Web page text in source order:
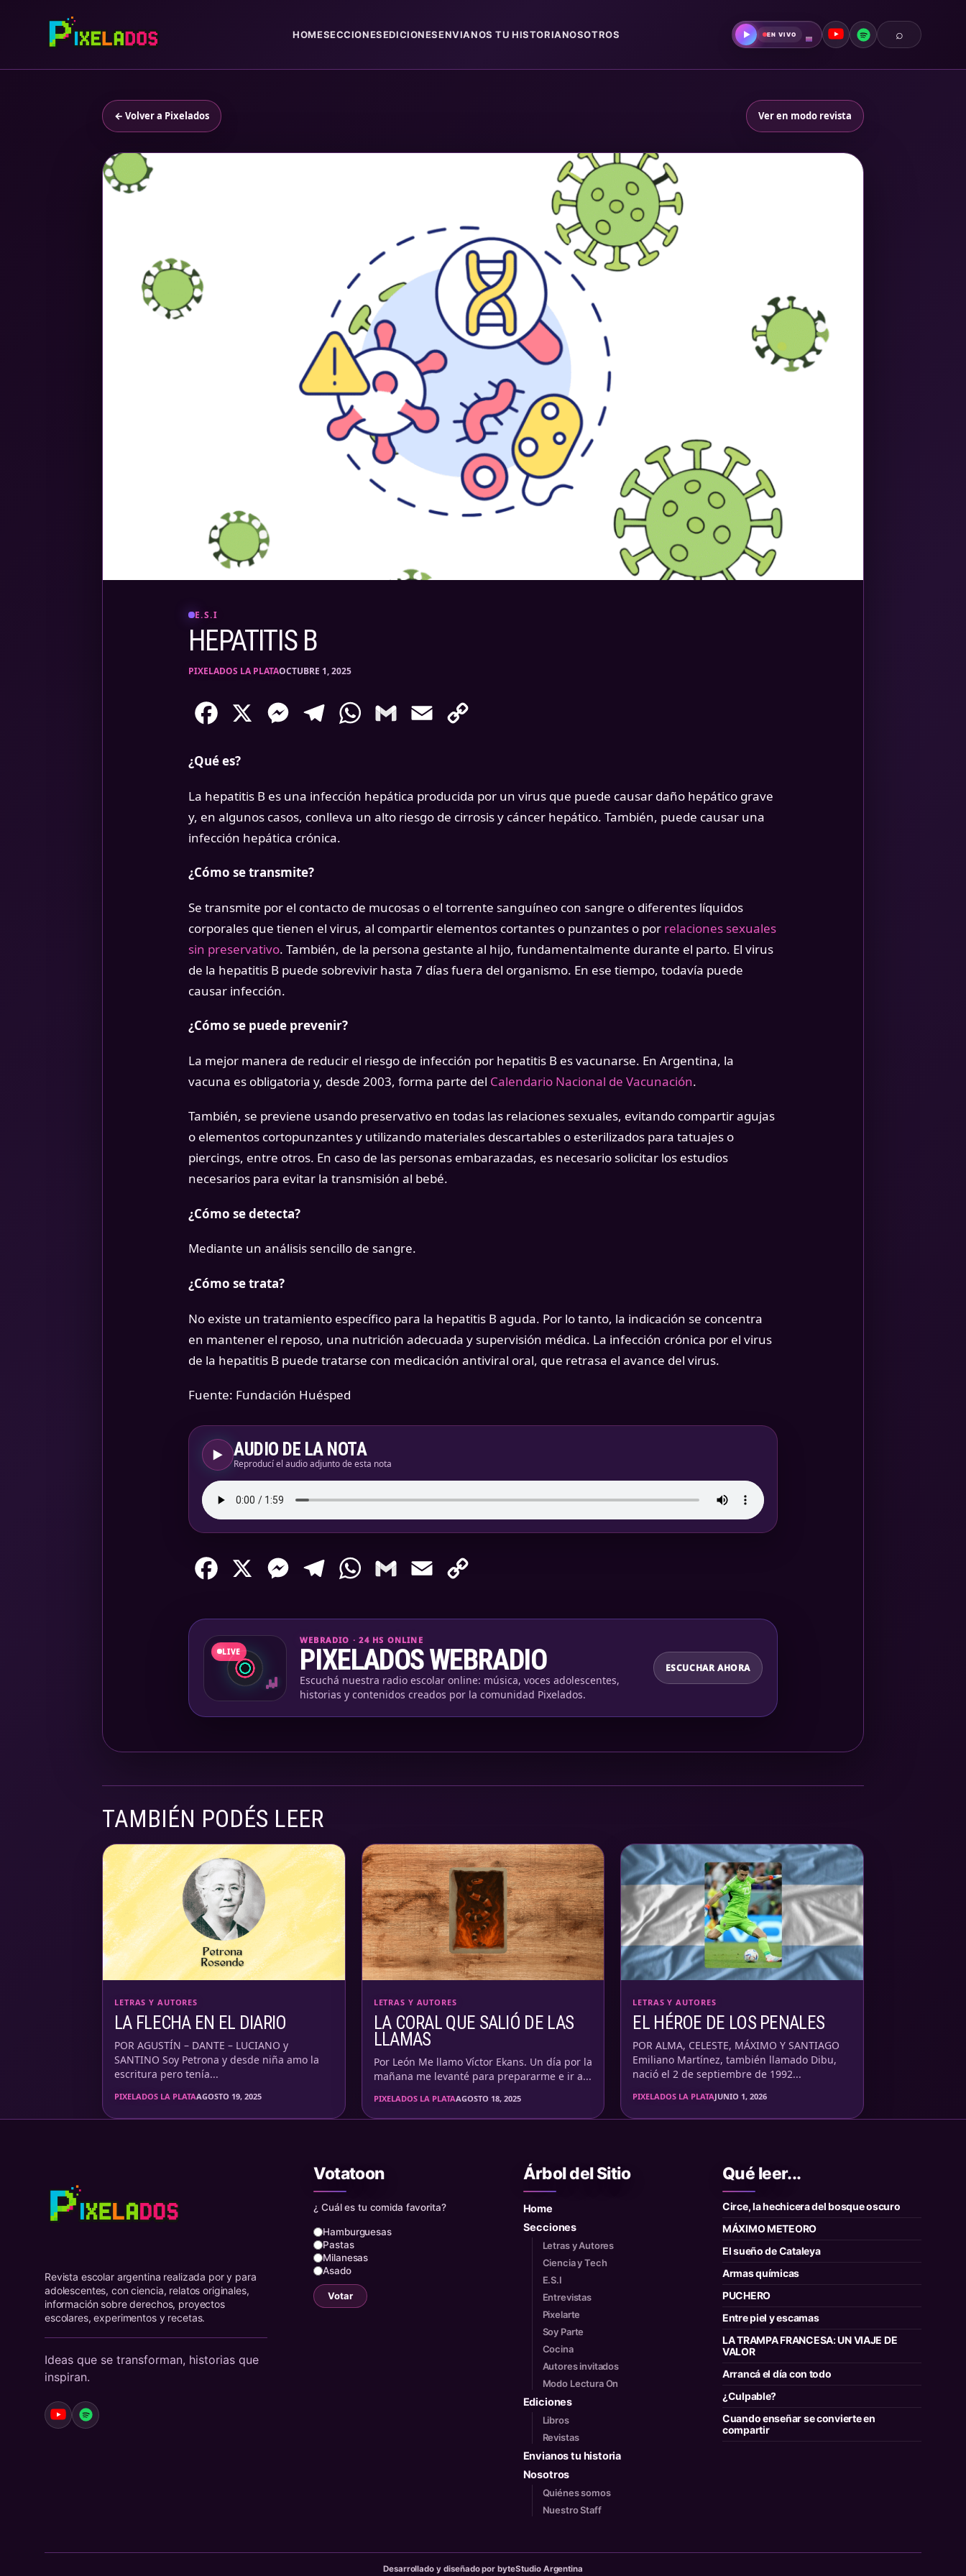
HOMESECCIONESEDICIONESENVIANOS TU HISTORIANOSOTROS ▶ EN VIVO ⌕
← Volver a Pixelados Ver en modo revista
E.S.I
HEPATITIS B
PIXELADOS LA PLATAOCTUBRE 1, 2025
Facebook MessengerTelegramWhatsAppGmail Email
¿Qué es?
La hepatitis B es una infección hepática producida por un virus que puede causar daño hepático grave
y, en algunos casos, conlleva un alto riesgo de cirrosis y cáncer hepático. También, puede causar una
infección hepática crónica.
¿Cómo se transmite?
Se transmite por el contacto de mucosas o el torrente sanguíneo con sangre o diferentes líquidos
corporales que tienen el virus, al compartir elementos cortantes o punzantes o por relaciones sexuales
sin preservativo. También, de la persona gestante al hijo, fundamentalmente durante el parto. El virus
de la hepatitis B puede sobrevivir hasta 7 días fuera del organismo. En ese tiempo, todavía puede
causar infección.
¿Cómo se puede prevenir?
La mejor manera de reducir el riesgo de infección por hepatitis B es vacunarse. En Argentina, la
vacuna es obligatoria y, desde 2003, forma parte del Calendario Nacional de Vacunación.
También, se previene usando preservativo en todas las relaciones sexuales, evitando compartir agujas
o elementos cortopunzantes y utilizando materiales descartables o esterilizados para tatuajes o
piercings, entre otros. En caso de las personas embarazadas, es necesario solicitar los estudios
necesarios para evitar la transmisión al bebé.
¿Cómo se detecta?
Mediante un análisis sencillo de sangre.
¿Cómo se trata?
No existe un tratamiento específico para la hepatitis B aguda. Por lo tanto, la indicación se concentra
en mantener el reposo, una nutrición adecuada y supervisión médica. La infección crónica por el virus
de la hepatitis B puede tratarse con medicación antiviral oral, que retrasa el avance del virus.
Fuente: Fundación Huésped
▶ AUDIO DE LA NOTA
Reproducí el audio adjunto de esta nota
Facebook MessengerTelegramWhatsAppGmail Email
LIVE
WEBRADIO · 24 HS ONLINE
PIXELADOS WEBRADIO
Escuchá nuestra radio escolar online: música, voces adolescentes,
historias y contenidos creados por la comunidad Pixelados.
ESCUCHAR AHORA
TAMBIÉN PODÉS LEER
LETRAS Y AUTORES
LA FLECHA EN EL DIARIO
POR AGUSTÍN – DANTE – LUCIANO y
SANTINO Soy Petrona y desde niña amo la
escritura pero tenía...
PIXELADOS LA PLATAAGOSTO 19, 2025
LETRAS Y AUTORES
LA CORAL QUE SALIÓ DE LAS
LLAMAS
Por León Me llamo Víctor Ekans. Un día por la
mañana me levanté para prepararme e ir a...
PIXELADOS LA PLATAAGOSTO 18, 2025
LETRAS Y AUTORES
EL HÉROE DE LOS PENALES
POR ALMA, CELESTE, MÁXIMO Y SANTIAGO
Emiliano Martínez, también llamado Dibu,
nació el 2 de septiembre de 1992...
PIXELADOS LA PLATAJUNIO 1, 2026
Revista escolar argentina realizada por y para
adolescentes, con ciencia, relatos originales,
información sobre derechos, proyectos
escolares, experimentos y recetas.
Ideas que se transforman, historias que
inspiran.
Votatoon
¿ Cuál es tu comida favorita?
Hamburguesas
Pastas
Milanesas
Asado
Votar
Árbol del Sitio
Home
Secciones
Letras y Autores
Ciencia y Tech
E.S.I
Entrevistas
Pixelarte
Soy Parte
Cocina
Autores invitados
Modo Lectura On
Ediciones
Libros
Revistas
Envianos tu historia
Nosotros
Quiénes somos
Nuestro Staff
Qué leer...
Circe, la hechicera del bosque oscuro
MÁXIMO METEORO
El sueño de Cataleya
Armas químicas
PUCHERO
Entre piel y escamas
LA TRAMPA FRANCESA: UN VIAJE DE
VALOR
Arrancá el día con todo
¿Culpable?
Cuando enseñar se convierte en
compartir
Desarrollado y diseñado por byteStudio Argentina